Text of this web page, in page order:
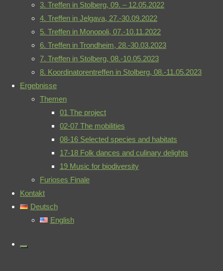
3. Treffen in Stolberg, 09. – 12.05.2022
4. Treffen in Jelgava, 27.-30.09.2022
5. Treffen in Monopoli, 07.-10.11.2022
6. Treffen in Trondheim, 28.-30.03.2023
7. Treffen in Stolberg, 08.-10.05.2023
8. Koordinatorentreffen in Stolberg, 08.-11.05.2023
Ergebnisse
Themen
01 The project
02-07 The mobilities
08-16 Selected species and habitats
17-18 Folk dances and culinary delights
19 Music for biodiversity
Furioses Finale
Kontakt
Deutsch
English
Biodiversity
meets music –
erstes Treffen der
Projektpartner in
Kissamos (Kreta,
dafür gearbeitet und
es noch länger
herbeigesehnt, über
die Reisen im
Erasmus+-Projekt
„Biodiversity meets
Austausch der
therein.
©2021 biodiversity-
meets-music.eu
MailRSS